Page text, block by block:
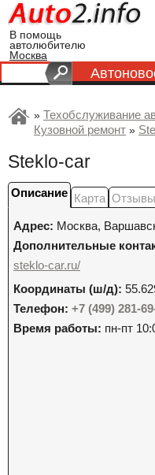
В помощь
автолюбителю
Москва
» Техобслуживание
Кузовной ремонт »
Steklo-car
Описание Карта Отзывы
Адрес: Москва,
Дополнительные
steklo-car.ru/
Координаты (ш/д):
Телефон: +7 (499) 281-
Время работы: пн-пт